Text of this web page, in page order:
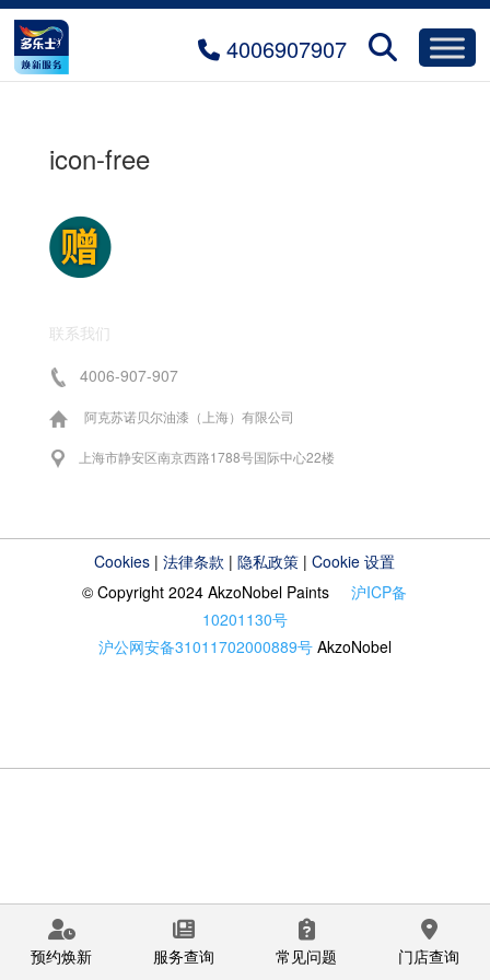
4006907907
icon-free
联系我们
4006-907-907
阿克苏诺贝尔油漆（上海）有限公司
上海市静安区南京西路1788号国际中心22楼
Cookies |法律条款 |隐私政策 |Cookie 设置
© Copyright 2024 AkzoNobel Paints沪ICP备
10201130号
沪公网安备31011702000889号 AkzoNobel
预约焕新 服务查询 常见问题 门店查询